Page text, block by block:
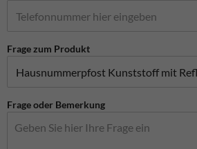
Frage zum Produkt
Frage oder Bemerkung